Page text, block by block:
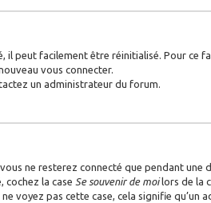
il peut facilement être réinitialisé. Pour ce
vous connecter.
un administrateur du forum.
ne resterez connecté que pendant une
cochez la case Se souvenir de moilors de la
voyez pas cette case, cela signifie